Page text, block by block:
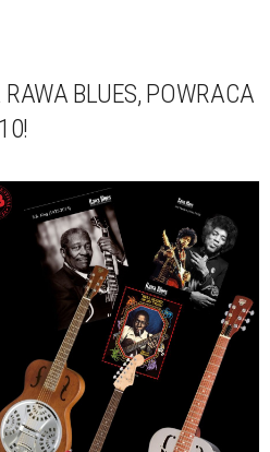
BLUES, POWRACA